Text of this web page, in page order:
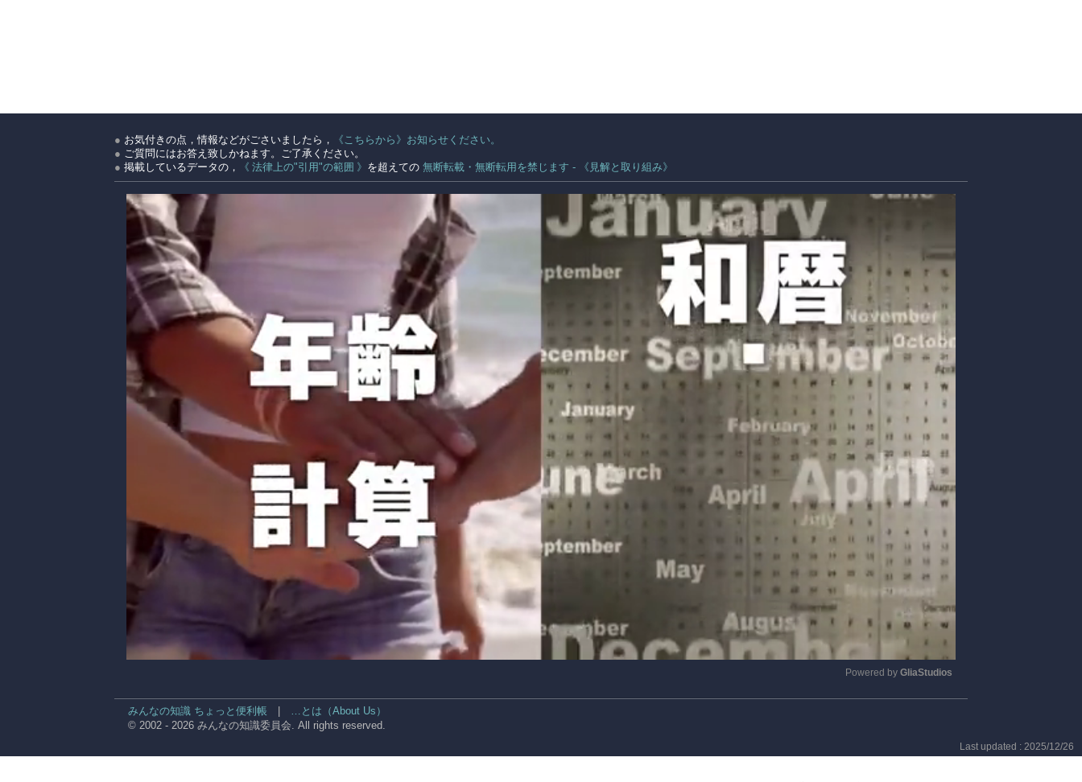
● お気付きの点，情報などがごさいましたら，
《こちらから》お知らせください。
● ご質問にはお答え致しかねます。ご了承ください。
● 掲載しているデータの， 《 法律上の"引用"の範囲 》 を超えての 無断転載・無断転用を禁じます - 《見解と取り組み》
Powered by GliaStudios
みんなの知識 ちょっと便利帳
…とは（About Us）
© 2002 - 2026 みんなの知識委員会. All rights reserved.
Last updated : 2025/12/26